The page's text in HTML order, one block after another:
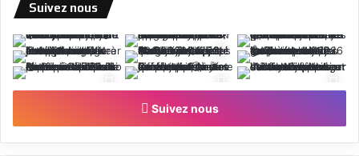
Suivez nous
Suivez nous